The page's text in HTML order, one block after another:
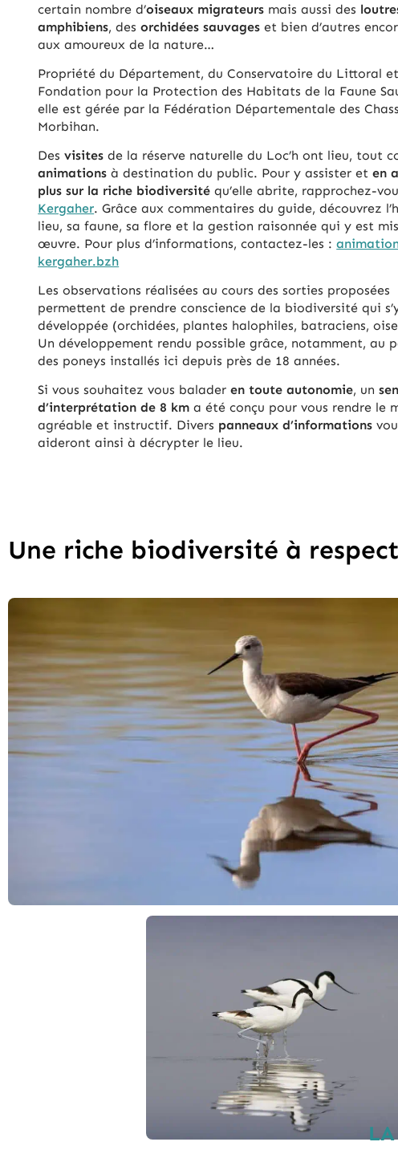
certain nombre d’oiseaux migrateurs mais aussi des
amphibiens, desorchidées sauvages et bien d’autres
aux amoureux de la nature…
Propriété du Département, du Conservatoire du Littoral
Fondation pour la Protection des Habitats de la Faune
elle est gérée par la Fédération Départementale des
Morbihan.
Desvisites de la réserve naturelle du Loc’h ont lieu, tout
animations à destination du public. Pour y assister eten
plus sur la riche biodiversité qu’elle abrite, rapprochez-
Kergaher. Grâce aux commentaires du guide, découvrez
lieu, sa faune, sa flore et la gestion raisonnée qui y est
œuvre. Pour plus d’informations, contactez-les :
kergaher.bzh
Les observations réalisées au cours des sorties proposées
permettent de prendre conscience de la biodiversité qui
développée (orchidées, plantes halophiles, batraciens,
Un développement rendu possible grâce, notamment, au
des poneys installés ici depuis près de 18 années.
Si vous souhaitez vous baladeren toute autonomie, un
d’interprétation de 8 km a été conçu pour vous rendre le
agréable et instructif. Divers panneaux d’informations
aideront ainsi à décrypter le lieu.
Une riche biodiversité à